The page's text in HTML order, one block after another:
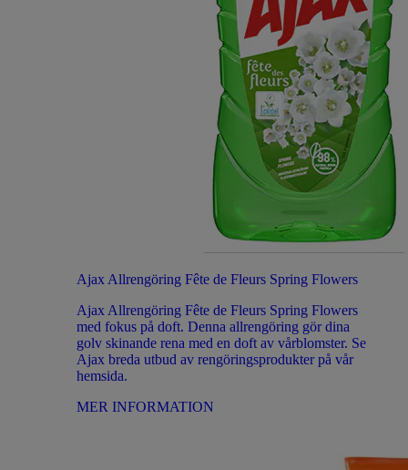
Ajax Allrengöring Fête de Fleurs Spring Flowers
Ajax Allrengöring Fête de Fleurs Spring Flowers
med fokus på doft. Denna allrengöring gör dina
golv skinande rena med en doft av vårblomster. Se
Ajax breda utbud av rengöringsprodukter på vår
hemsida.
MER INFORMATION